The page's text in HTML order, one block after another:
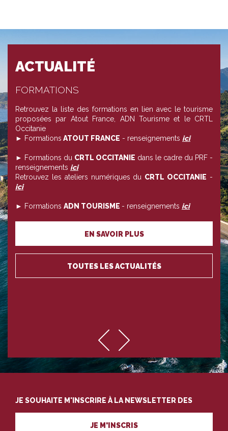
ACTUALITÉ
FORMATIONS
Retrouvez la liste des formations en lien avec le tourisme
proposées par Atout France, ADN Tourisme et le CRTL
Occitanie
► Formations ATOUT FRANCE - renseignements ici
► Formations du CRTL OCCITANIE dans le cadre du PRF -
renseignements ici
Retrouvez les ateliers numériques du CRTL OCCITANIE -
ici
► Formations ADN TOURISME - renseignements ici
EN SAVOIR PLUS
TOUTES LES ACTUALITÉS
JE SOUHAITE M'INSCRIRE À LA NEWSLETTER DES
PROFESSIONNELS DU TOURISME
JE M'INSCRIS